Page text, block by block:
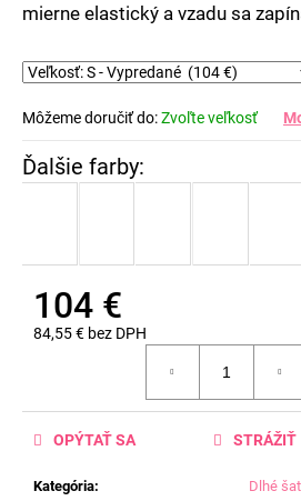
mierne elastický a vzadu sa
Môžeme doručiť do:Zvoľte veľkosť
104 €
84,55 € bez DPH
Kategória:
Dlhé
OPÝTAŤ SA STRÁŽIŤ